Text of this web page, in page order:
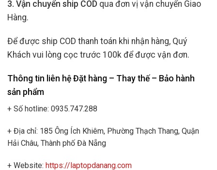
3. Vận chuyển ship COD qua đơn vị vận chuyển Giao
Hàng.
Để được ship COD thanh toán khi nhận hàng, Quý
Khách vui lòng cọc trước 100k để được vận đơn.
Thông tin liên hệ Đặt hàng – Thay thế – Bảo hành
sản phẩm
+ Số hotline: 0935.747.288
+ Địa chỉ: 185 Ông Ích Khiêm, Phường Thạch Thang, Quận
Hải Châu, Thành phố Đà Nẵng
+ Website: https://laptopdanang.com